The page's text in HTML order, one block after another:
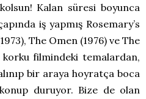
Kalan süresi boyunca
iş yapmış Rosemary’s
The Omen (1976) ve The
filmindeki temalardan,
bir araya hoyratça boca
duruyor. Bize de olan